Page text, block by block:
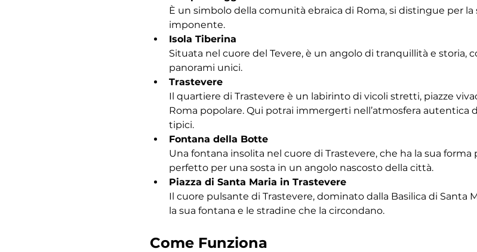
È un simbolo della comunità ebraica di Roma, si distingue per la
imponente.
Isola Tiberina
Situata nel cuore del Tevere, è un angolo di tranquillità e storia,
panorami unici.
Trastevere
Il quartiere di Trastevere è un labirinto di vicoli stretti, piazze
Roma popolare. Qui potrai immergerti nell’atmosfera autentica
tipici.
Fontana della Botte
Una fontana insolita nel cuore di Trastevere, che ha la sua
perfetto per una sosta in un angolo nascosto della città.
Piazza di Santa Maria in Trastevere
Il cuore pulsante di Trastevere, dominato dalla Basilica di Santa
la sua fontana e le stradine che la circondano.
Come Funziona